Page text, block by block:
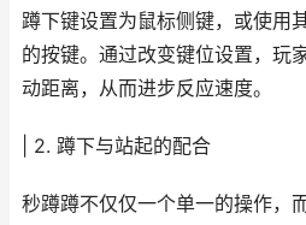
蹲下键设置为鼠标侧键，或使用
的按键。通过改变键位设置，玩
动距离，从而进步反应速度。
| 2. 蹲下与站起的配合
秒蹲蹲不仅仅一个单一的操作，